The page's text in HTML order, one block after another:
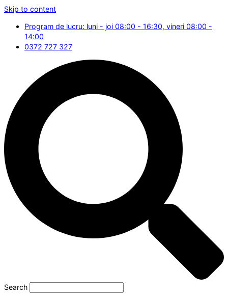
Skip to content
Program de lucru: luni - joi 08:00 - 16:30, vineri 08:00 -
14:00
0372 727 327
Search